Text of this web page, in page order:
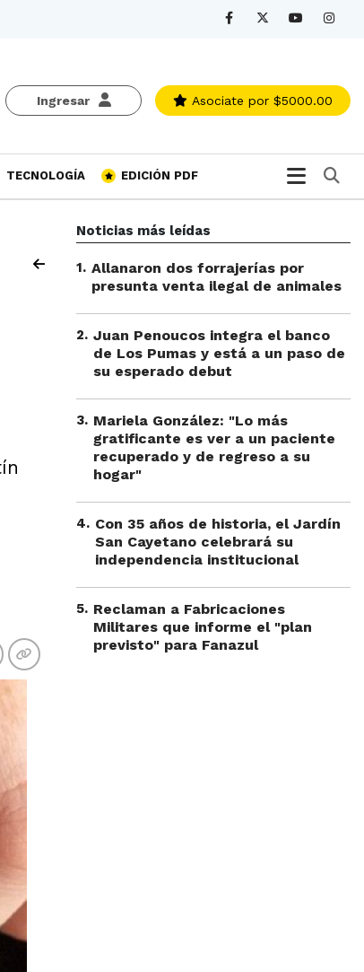
Ingresar Asociate por $5000.00
TECNOLOGÍA EDICIÓN PDF
Noticias más leídas
1. Allanaron dos forrajerías por
presunta venta ilegal de animales
2. Juan Penoucos integra el banco
de Los Pumas y está a un paso de
su esperado debut
3. Mariela González: "Lo más
gratificante es ver a un paciente
recuperado y de regreso a su
hogar"
4. Con 35 años de historia, el Jardín
San Cayetano celebrará su
independencia institucional
5. Reclaman a Fabricaciones
Militares que informe el "plan
previsto" para Fanazul